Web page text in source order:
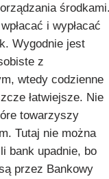
i wypłacać
Wygodnie jest
z
wtedy codzienne
łatwiejsze. Nie
towarzyszy
Tutaj nie można
bank upadnie, bo
przez Bankowy